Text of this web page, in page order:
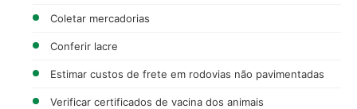
Coletar mercadorias
Conferir lacre
Estimar custos de frete em rodovias não pavimentadas
Verificar certificados de vacina dos animais